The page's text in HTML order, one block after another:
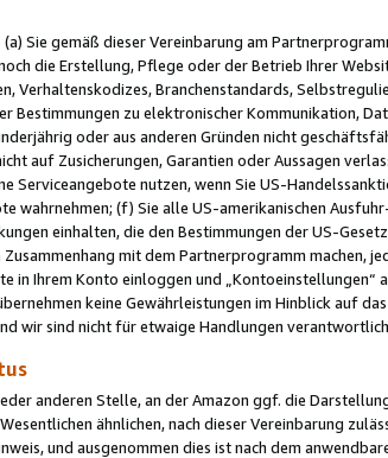
(a) Sie gemäß dieser Vereinbarung am
die Erstellung, Pflege oder der Betrieb Ihrer
Verhaltenskodizes, Branchenstandards,
Bestimmungen zu elektronischer Kommunikation,
oder aus anderen Gründen nicht
auf Zusicherungen, Garantien oder Aussagen
Serviceangebote nutzen, wenn Sie US-
wahrnehmen; (f) Sie alle US-amerikanischen
einhalten, die den Bestimmungen der US-
Zusammenhang mit dem Partnerprogramm
in Ihrem Konto einloggen und „Kontoeinstellungen“
keine Gewährleistungen im Hinblick auf
wir sind nicht für etwaige Handlungen
anderen Stelle, an der Amazon ggf. die
ähnlichen, nach dieser Vereinbarung
und ausgenommen dies ist nach dem